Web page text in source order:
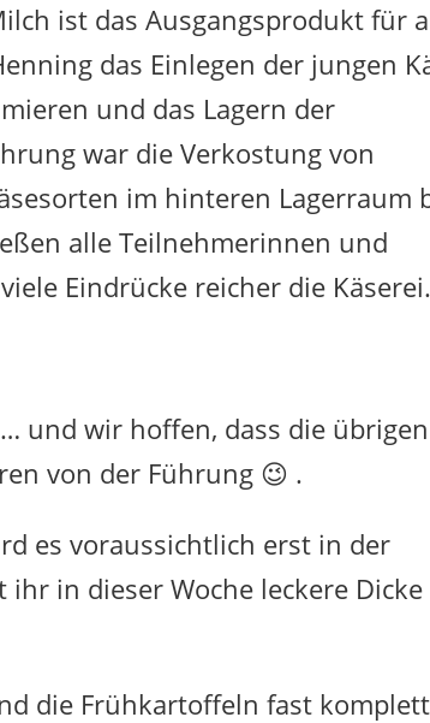
ist das Ausgangsprodukt für
das Einlegen der jungen
und das Lagern der
war die Verkostung von
im hinteren Lagerraum
alle Teilnehmerinnen und
Eindrücke reicher die Käserei.
und wir hoffen, dass die übrigen
von der Führung 😉 .
es voraussichtlich erst in der
in dieser Woche leckere Dicke
die Frühkartoffeln fast komplett